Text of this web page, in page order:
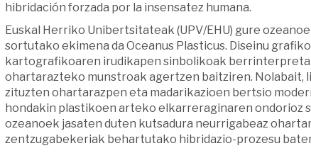
hibridación forzada por la insensatez humana.
Euskal Herriko Unibertsitateak (UPV/EHU) gure
sortutako ekimena da Oceanus Plasticus. Diseinu
kartografikoaren irudikapen sinbolikoak
ohartarazteko munstroak agertzen baitziren. Nolabait,
zituzten ohartarazpen eta madarikazioen bertsio
hondakin plastikoen arteko elkarreraginaren ondorioz
ozeanoek jasaten duten kutsadura neurrigabeaz
zentzugabekeriak behartutako hibridazio-prozesu